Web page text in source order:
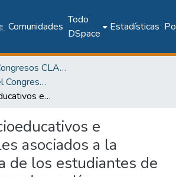
Comunidades
Todo
DSpace
Estadísticas
RedGuia / Congresos CLABES
Publicaciones del Congreso Internacional CLABES
Factores socioeducativos e institucionales asociados a la permanencia de los estudiantes de educación superior en línea. caso UNIR-MÉXICO
e
asociados a la
de los estudiantes de